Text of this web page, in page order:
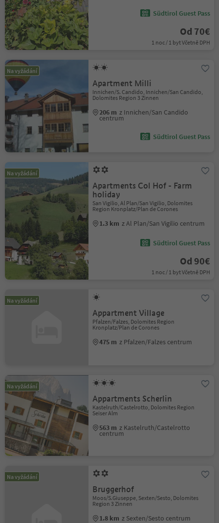
Südtirol Guest Pass
Od 70€
1 noc / 1 byt Včetně DPH
Na vyžádání
Apartment Milli
Innichen/S. Candido, Innichen/San Candido,
Dolomites Region 3 Zinnen
206 m z Innichen/San Candido
centrum
Südtirol Guest Pass
Na vyžádání
Apartments Col Hof - Farm
holiday
San Vigilio, Al Plan/San Vigilio, Dolomites
Region Kronplatz/Plan de Corones
1.3 km z Al Plan/San Vigilio centrum
Südtirol Guest Pass
Od 90€
1 noc / 1 byt Včetně DPH
Na vyžádání
Appartment Village
Pfalzen/Falzes, Dolomites Region
Kronplatz/Plan de Corones
475 m z Pfalzen/Falzes centrum
Na vyžádání
Appartments Scherlin
Kastelruth/Castelrotto, Dolomites Region
Seiser Alm
563 m z Kastelruth/Castelrotto
centrum
Na vyžádání
Bruggerhof
Moos/S.Giuseppe, Sexten/Sesto, Dolomites
Region 3 Zinnen
1.8 km z Sexten/Sesto centrum